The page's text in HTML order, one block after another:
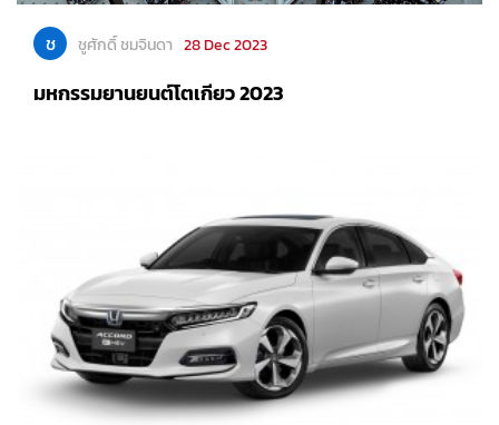
ช ชูศักดิ์ ชมจินดา 28 Dec 2023
มหกรรมยานยนต์โตเกียว 2023